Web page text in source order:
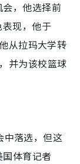
，他选择前
现，他于
从拉玛大学转
并为该校篮球
落选，但这
体育记者